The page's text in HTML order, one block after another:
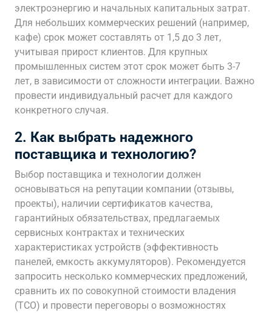
электроэнергию и начальных капитальных затрат.
Для небольших коммерческих решений (например,
кафе) срок может составлять от 1,5 до 3 лет,
учитывая прирост клиентов. Для крупных
промышленных систем этот срок может быть 3-7
лет, в зависимости от сложности интеграции. Важно
провести индивидуальный расчет для каждого
конкретного случая.
2. Как выбрать надежного
поставщика и технологию?
Выбор поставщика и технологии должен
основываться на репутации компании (отзывы,
проекты), наличии сертификатов качества,
гарантийных обязательствах, предлагаемых
сервисных контрактах и технических
характеристиках устройств (эффективность
панелей, емкость аккумуляторов). Рекомендуется
запросить несколько коммерческих предложений,
сравнить их по совокупной стоимости владения
(TCO) и провести переговоры о возможностях